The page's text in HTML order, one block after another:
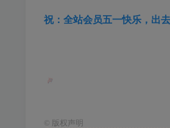
祝：全站会员五一快乐，出
版权声明